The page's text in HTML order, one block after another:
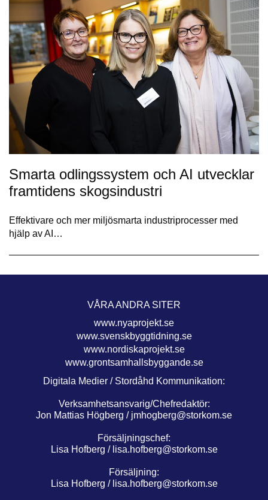
Smarta odlingssystem och AI utvecklar
framtidens skogsindustri
Effektivare och mer miljösmarta industriprocesser med
hjälp av AI…
VÅRA ANDRA SITER
www.nyaprojekt.se
www.svenskbyggtidning.se
www.nordiskaprojekt.se
www.grontsamhallsbyggande.se
Digitala Medier / Stordåhd Kommunikation:
Verksamhetsansvarig/Chefredaktör:
Jon Mattias Högberg / jmhogberg@storkom.se
Försäljningschef:
Lisa Hofberg / lisa.hofberg@storkom.se
Försäljning:
Lisa Hofberg / lisa.hofberg@storkom.se